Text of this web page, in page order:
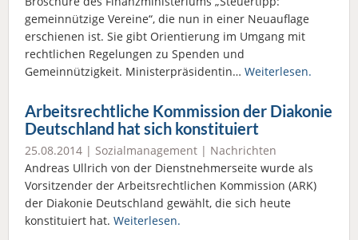
gemeinnützige Vereine“, die nun in einer Neuauflage
erschienen ist. Sie gibt Orientierung im Umgang mit
rechtlichen Regelungen zu Spenden und
Gemeinnützigkeit. Ministerpräsidentin… Weiterlesen.
Arbeitsrechtliche Kommission der Diakonie
Deutschland hat sich konstituiert
25.08.2014 | Sozialmanagement | Nachrichten
Andreas Ullrich von der Dienstnehmerseite wurde als
Vorsitzender der Arbeitsrechtlichen Kommission (ARK)
der Diakonie Deutschland gewählt, die sich heute
konstituiert hat. Weiterlesen.